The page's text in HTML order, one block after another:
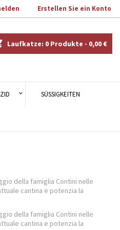
Erstellen Sie ein Konto
Laufkatze: 0 Produkte - 0,00 €
SÜSSIGKEITEN
della famiglia Contini nelle
cantina e potenzia la
della famiglia Contini nelle
cantina e potenzia la